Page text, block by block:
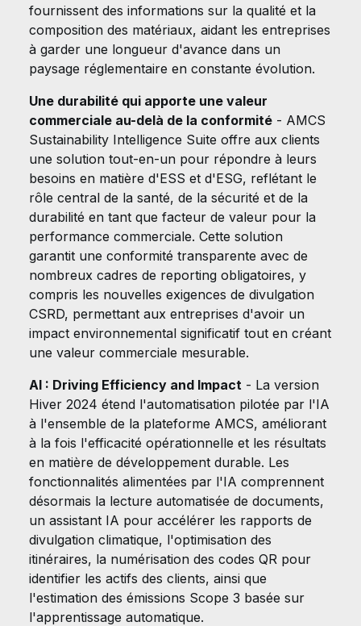
fournissent des informations sur la qualité et la
composition des matériaux, aidant les entreprises
à garder une longueur d'avance dans un
paysage réglementaire en constante évolution.
Une durabilité qui apporte une valeur
commerciale au-delà de la conformité - AMCS
Sustainability Intelligence Suite offre aux clients
une solution tout-en-un pour répondre à leurs
besoins en matière d'ESS et d'ESG, reflétant le
rôle central de la santé, de la sécurité et de la
durabilité en tant que facteur de valeur pour la
performance commerciale. Cette solution
garantit une conformité transparente avec de
nombreux cadres de reporting obligatoires, y
compris les nouvelles exigences de divulgation
CSRD, permettant aux entreprises d'avoir un
impact environnemental significatif tout en créant
une valeur commerciale mesurable.
AI : Driving Efficiency and Impact - La version
Hiver 2024 étend l'automatisation pilotée par l'IA
à l'ensemble de la plateforme AMCS, améliorant
à la fois l'efficacité opérationnelle et les résultats
en matière de développement durable. Les
fonctionnalités alimentées par l'IA comprennent
désormais la lecture automatisée de documents,
un assistant IA pour accélérer les rapports de
divulgation climatique, l'optimisation des
itinéraires, la numérisation des codes QR pour
identifier les actifs des clients, ainsi que
l'estimation des émissions Scope 3 basée sur
l'apprentissage automatique.